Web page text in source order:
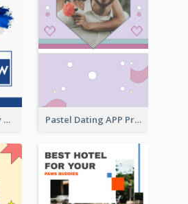
Independence Day Sale Instagram Story Pastel Dating APP Promotion Instagram Story Design